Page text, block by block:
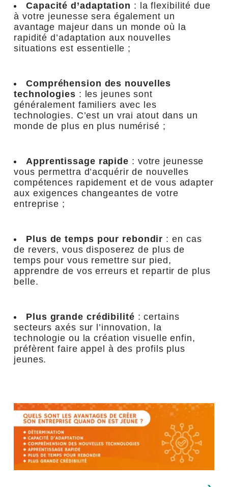
Capacité d’adaptation : la flexibilité due
à votre jeunesse sera également un
avantage majeur dans un monde où la
rapidité d’adaptation aux nouvelles
situations est essentielle ;
Compréhension des nouvelles
technologies : les jeunes sont
généralement familiers avec les
technologies. C’est un vrai atout dans un
monde de plus en plus numérisé ;
Apprentissage rapide : votre jeunesse
vous permettra d’acquérir de nouvelles
compétences rapidement et de vous adapter
aux exigences changeantes de votre
entreprise ;
Plus de temps pour rebondir : en cas
de revers, vous disposerez de plus de
temps pour vous remettre sur pied,
apprendre de vos erreurs et repartir de plus
belle.
Plus grande crédibilité : certains
secteurs axés sur l’innovation, la
technologie ou la création visuelle enfin,
préfèrent faire appel à des profils plus
jeunes.